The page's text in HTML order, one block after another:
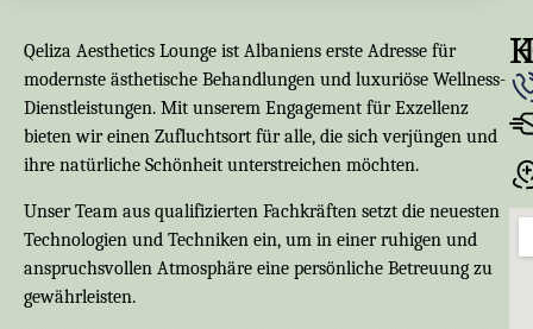
Qeliza Aesthetics Lounge ist Albaniens erste Adresse für
modernste ästhetische Behandlungen und luxuriöse Wellness-
Dienstleistungen. Mit unserem Engagement für Exzellenz
bieten wir einen Zufluchtsort für alle, die sich verjüngen und
ihre natürliche Schönheit unterstreichen möchten.
Unser Team aus qualifizierten Fachkräften setzt die neuesten
Technologien und Techniken ein, um in einer ruhigen und
anspruchsvollen Atmosphäre eine persönliche Betreuung zu
gewährleisten.